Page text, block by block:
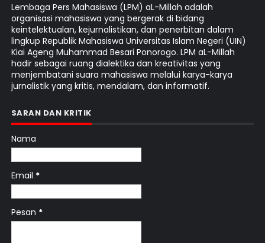
Lembaga Pers Mahasiswa (LPM) aL-Millah adalah
organisasi mahasiswa yang bergerak di bidang
keintelektualan, kejurnalistikan, dan penerbitan dalam
lingkup Republik Mahasiswa Universitas Islam Negeri (UIN)
Kiai Ageng Muhammad Besari Ponorogo. LPM aL-Millah
hadir sebagai ruang dialektika dan kreativitas yang
menjembatani suara mahasiswa melalui karya-karya
jurnalistik yang kritis, mendalam, dan informatif.
SARAN DAN KRITIK
Nama
Email *
Pesan *